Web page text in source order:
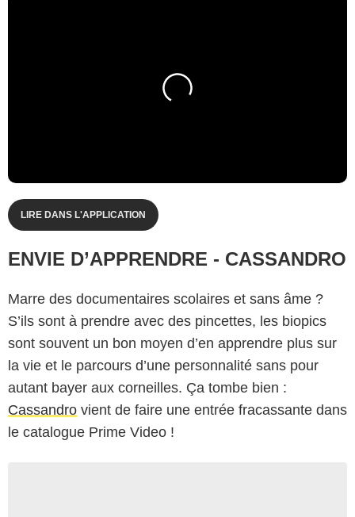
LIRE DANS L'APPLICATION
ENVIE D’APPRENDRE - CASSANDRO
Marre des documentaires scolaires et sans âme ?
S’ils sont à prendre avec des pincettes, les biopics
sont souvent un bon moyen d’en apprendre plus sur
la vie et le parcours d’une personnalité sans pour
autant bayer aux corneilles. Ça tombe bien :
Cassandro vient de faire une entrée fracassante dans
le catalogue Prime Video !